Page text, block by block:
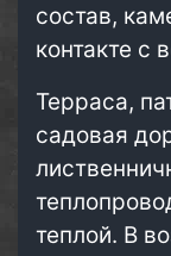
состав,
контакте с
Терраса,
садовая
теплой. В